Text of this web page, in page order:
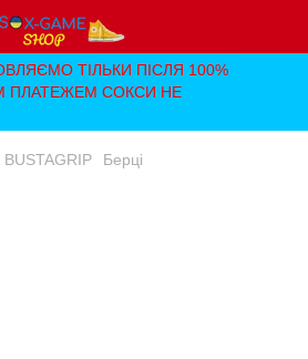
ТІЛЬКИ ПІСЛЯ 100%
ПЛАТЕЖЕМ СОКСИ НЕ
BUSTAGRIP Берці